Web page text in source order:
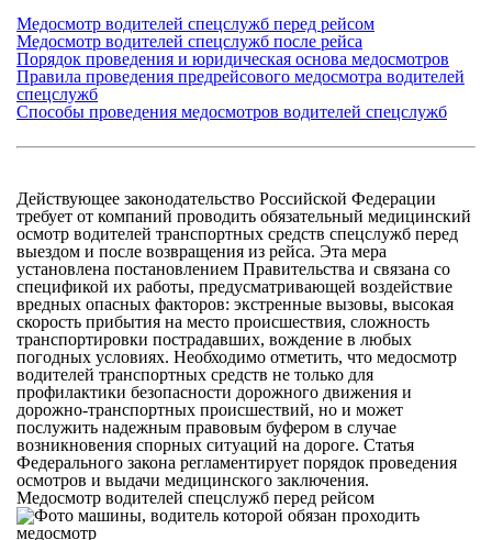
Медосмотр водителей спецслужб перед рейсом
Медосмотр водителей спецслужб после рейса
Порядок проведения и юридическая основа медосмотров
Правила проведения предрейсового медосмотра водителей
спецслужб
Способы проведения медосмотров водителей спецслужб
Действующее законодательство Российской Федерации
требует от компаний проводить обязательный медицинский
осмотр водителей транспортных средств спецслужб перед
выездом и после возвращения из рейса. Эта мера
установлена постановлением Правительства и связана со
спецификой их работы, предусматривающей воздействие
вредных опасных факторов: экстренные вызовы, высокая
скорость прибытия на место происшествия, сложность
транспортировки пострадавших, вождение в любых
погодных условиях. Необходимо отметить, что медосмотр
водителей транспортных средств не только для
профилактики безопасности дорожного движения и
дорожно-транспортных происшествий, но и может
послужить надежным правовым буфером в случае
возникновения спорных ситуаций на дороге. Статья
Федерального закона регламентирует порядок проведения
осмотров и выдачи медицинского заключения.
Медосмотр водителей спецслужб перед рейсом